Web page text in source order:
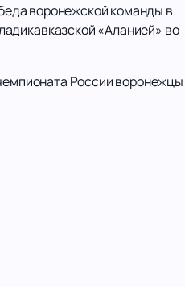
воронежской команды в
«Аланией» во
России воронежцы